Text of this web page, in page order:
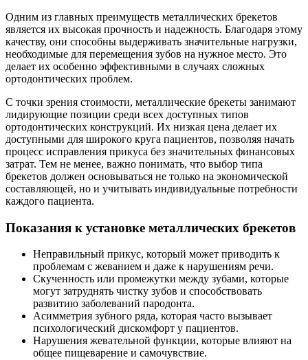
Одним из главных преимуществ металлических брекетов
является их высокая прочность и надежность. Благодаря этому
качеству, они способны выдерживать значительные нагрузки,
необходимые для перемещения зубов на нужное место. Это
делает их особенно эффективными в случаях сложных
ортодонтических проблем.
С точки зрения стоимости, металлические брекеты занимают
лидирующие позиции среди всех доступных типов
ортодонтических конструкций. Их низкая цена делает их
доступными для широкого круга пациентов, позволяя начать
процесс исправления прикуса без значительных финансовых
затрат. Тем не менее, важно понимать, что выбор типа
брекетов должен основываться не только на экономической
составляющей, но и учитывать индивидуальные потребности
каждого пациента.
Показания к установке металлических брекетов
Неправильный прикус, который может приводить к
проблемам с жеванием и даже к нарушениям речи.
Скученность или промежутки между зубами, которые
могут затруднять чистку зубов и способствовать
развитию заболеваний пародонта.
Асимметрия зубного ряда, которая часто вызывает
психологический дискомфорт у пациентов.
Нарушения жевательной функции, которые влияют на
общее пищеварение и самочувствие.